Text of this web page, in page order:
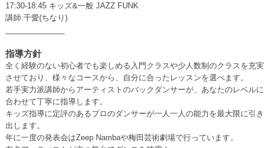
17:30-18:45 キッズ&一般 JAZZ FUNK
講師:千愛(ちなり)
指導方針
全く経験のない初心者でも楽しめる入門クラスや少人数制のクラスを充実
させており、様々なコースから、自分に合ったレッスンを選べます。
若手実力派講師からアーティストのバックダンサーが、あなたのレベルに
合わせて丁寧に指導します。
キッズ指導に定評のあるプロのダンサーが一人一人の能力を最大限に引き
出します。
年に一度の発表会はZeep Nambaや梅田芸術劇場で行っています。